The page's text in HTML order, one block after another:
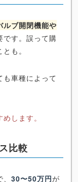
ルブ開閉機能や
です。誤って購
も。
も車種によって
します。
比較
30〜50万円が